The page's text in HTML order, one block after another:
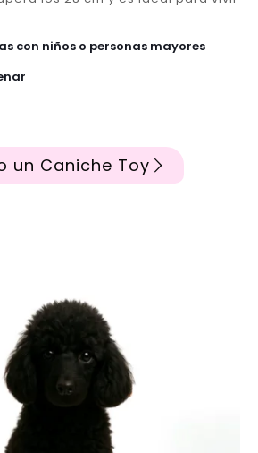
con niños o personas mayores
un Caniche Toy